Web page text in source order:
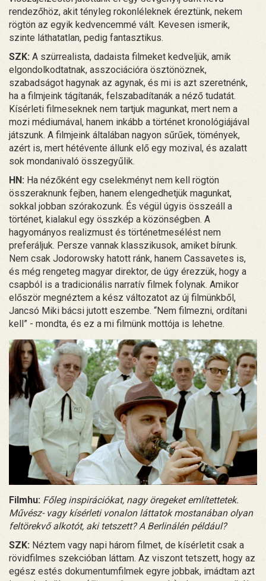
rendezőhöz, akit tényleg rokonléleknek éreztünk, nekem
rögtön az egyik kedvencemmé vált. Kevesen ismerik,
szinte láthatatlan, pedig fantasztikus.
SZK: A szürrealista, dadaista filmeket kedveljük, amik
elgondolkodtatnak, asszociációra ösztönöznek,
szabadságot hagynak az agynak, és mi is azt szeretnénk,
ha a filmjeink tágítanák, felszabadítanák a néző tudatát.
Kísérleti filmeseknek nem tartjuk magunkat, mert nem a
mozi médiumával, hanem inkább a történet kronológiájával
játszunk. A filmjeink általában nagyon sűrűek, tömények,
azért is, mert hétévente állunk elő egy mozival, és azalatt
sok mondanivaló összegyűlik.
HN: Ha nézőként egy cselekményt nem kell rögtön
összeraknunk fejben, hanem elengedhetjük magunkat,
sokkal jobban szórakozunk. És végül úgyis összeáll a
történet, kialakul egy összkép a közönségben. A
hagyományos realizmust és történetmesélést nem
preferáljuk. Persze vannak klasszikusok, amiket bírunk.
Nem csak Jodorowsky hatott ránk, hanem Cassavetes is,
és még rengeteg magyar direktor, de úgy érezzük, hogy a
csapból is a tradicionális narratív filmek folynak. Amikor
először megnéztem a kész változatot az új filmünkből,
Jancsó Miki bácsi jutott eszembe. “Nem filmezni, ordítani
kell” - mondta, és ez a mi filmünk mottója is lehetne.
Filmhu: Főleg inspirációkat, nagy öregeket említettetek.
Művész- vagy kísérleti vonalon láttatok mostanában olyan
feltörekvő alkotót, aki tetszett? A Berlinálén például?
SZK: Néztem vagy napi három filmet, de kísérletit csak a
rövidfilmes szekcióban láttam. Az viszont tetszett, hogy az
egész estés dokumentumfilmek egyre jobbak, imádtam azt